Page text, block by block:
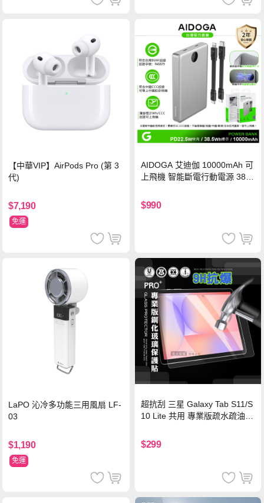
【中華VIP】AirPods Pro (第 3
代)
$7,190
免運
AIDOGA 艾迪伽 10000mAh 可
上飛機 智能斷電行動電源 38.5
灣BSMI/中國CCC/歐美CE/FCC
認證
$990
LaPO 沁冷多功能三用風扇 LF-
03
$1,190
免運
超抗刮 三星 Galaxy Tab S11/S
10 Lite 共用 專業版疏水疏油9
$299